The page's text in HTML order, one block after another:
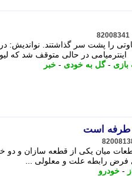
82008341
در حالی متوقف شد که
بازی -گل به خودی - خبر
میان یکی از قطعه سازان و
فرض رابطه علت و معلولی ...
- خودرو